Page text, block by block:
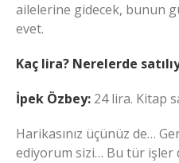
ailelerine gidecek, bunun
evet.
Kaç lira? Nerelerde
İpek Özbey: 24 lira. Kitap
Harikasınız üçünüz de…
ediyorum sizi… Bu tür işler